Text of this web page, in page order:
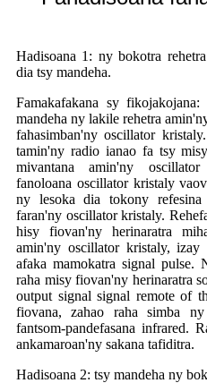
Hadisoana 1: ny bokotra
dia tsy mandeha.
Famakafakana sy
mandeha ny lakile rehetra
fahasimban'ny oscillator
tamin'ny radio ianao fa tsy
mivantana amin'ny
fanoloana oscillator kristaly
ny lesoka dia tokony
faran'ny oscillator kristaly.
hisy fiovan'ny herinaratra
amin'ny oscillator kristaly,
afaka mamokatra signal pulse.
raha misy fiovan'ny herinaratra
output signal signal remote of
fiovana, zahao raha simba
fantsom-pandefasana infrared.
ankamaroan'ny sakana tafiditra.
Hadisoana 2: tsy mandeha ny